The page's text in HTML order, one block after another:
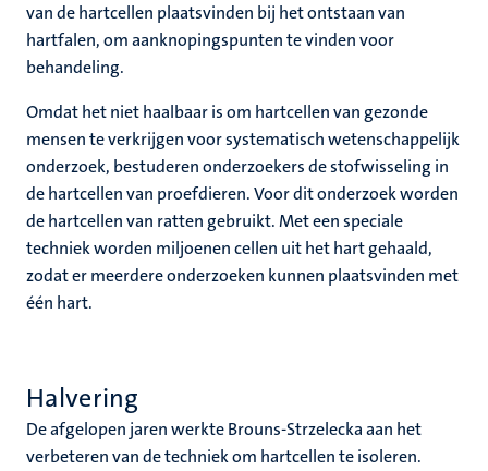
van de hartcellen plaatsvinden bij het ontstaan van
hartfalen, om aanknopingspunten te vinden voor
behandeling.
Omdat het niet haalbaar is om hartcellen van gezonde
mensen te verkrijgen voor systematisch wetenschappelijk
onderzoek, bestuderen onderzoekers de stofwisseling in
de hartcellen van proefdieren. Voor dit onderzoek worden
de hartcellen van ratten gebruikt. Met een speciale
techniek worden miljoenen cellen uit het hart gehaald,
zodat er meerdere onderzoeken kunnen plaatsvinden met
één hart.
Halvering
De afgelopen jaren werkte Brouns-Strzelecka aan het
verbeteren van de techniek om hartcellen te isoleren.